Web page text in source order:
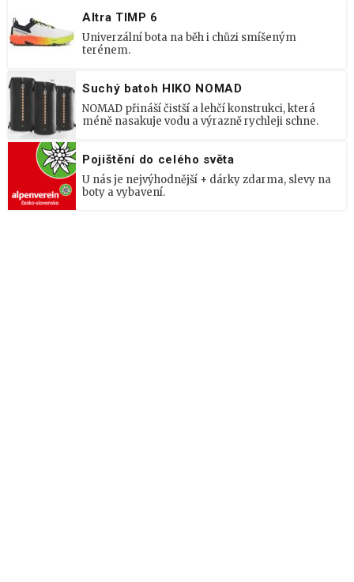
Altra TIMP 6
Univerzální bota na běh i chůzi smíšeným
terénem.
Suchý batoh HIKO NOMAD
NOMAD přináší čistší a lehčí konstrukci, která
méně nasakuje vodu a výrazně rychleji schne.
Pojištění do celého světa
U nás je nejvýhodnější + dárky zdarma, slevy na
boty a vybavení.